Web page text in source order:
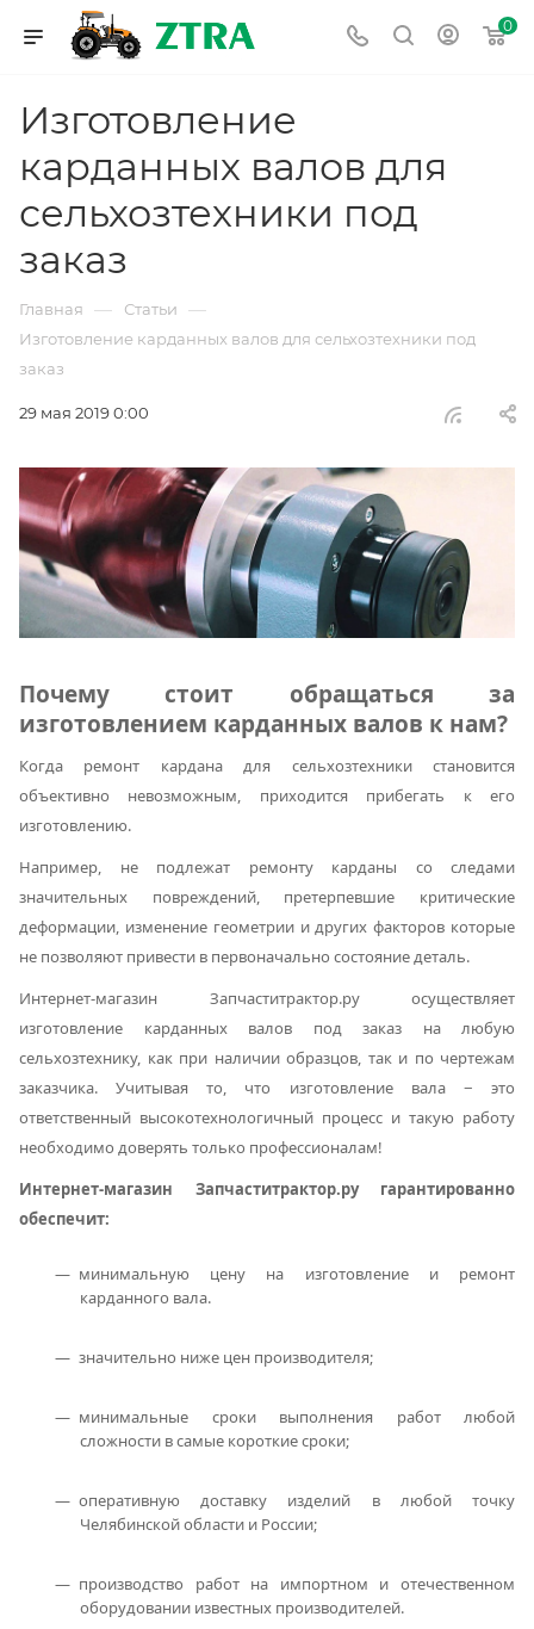
0
Изготовление
карданных валов для
сельхозтехники под
заказ
Главная — Статьи —
Изготовление карданных валов для сельхозтехники под
заказ
29 мая 2019 0:00
Почему стоит обращаться за
изготовлением карданных валов к нам?
Когда ремонт кардана для сельхозтехники становится
объективно невозможным, приходится прибегать к его
изготовлению.
Например, не подлежат ремонту карданы со следами
значительных повреждений, претерпевшие критические
деформации, изменение геометрии и других факторов которые
не позволяют привести в первоначально состояние деталь.
Интернет-магазин Запчаститрактор.ру осуществляет
изготовление карданных валов под заказ на любую
сельхозтехнику, как при наличии образцов, так и по чертежам
заказчика. Учитывая то, что изготовление вала − это
ответственный высокотехнологичный процесс и такую работу
необходимо доверять только профессионалам!
Интернет-магазин Запчаститрактор.ру гарантированно
обеспечит:
минимальную цену на изготовление и ремонт
карданного вала.
значительно ниже цен производителя;
минимальные сроки выполнения работ любой
сложности в самые короткие сроки;
оперативную доставку изделий в любой точку
Челябинской области и России;
производство работ на импортном и отечественном
оборудовании известных производителей.